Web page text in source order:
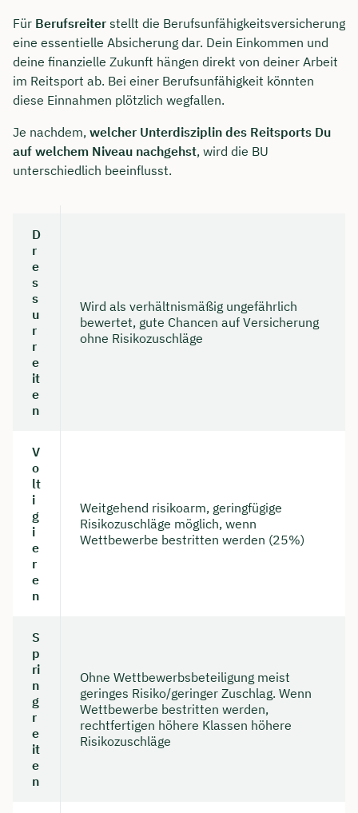
Für Berufsreiter stellt die Berufsunfähigkeitsversicherung
eine essentielle Absicherung dar. Dein Einkommen und
deine finanzielle Zukunft hängen direkt von deiner Arbeit
im Reitsport ab. Bei einer Berufsunfähigkeit könnten
diese Einnahmen plötzlich wegfallen.
Je nachdem, welcher Unterdisziplin des Reitsports Du
auf welchem Niveau nachgehst, wird die BU
unterschiedlich beeinflusst.
D
r
e
s
s
u
r
r
e
it
e
n
Wird als verhältnismäßig ungefährlich
bewertet, gute Chancen auf Versicherung
ohne Risikozuschläge
V
o
lt
i
g
i
e
r
e
n
Weitgehend risikoarm, geringfügige
Risikozuschläge möglich, wenn
Wettbewerbe bestritten werden (25%)
S
p
ri
n
g
r
e
it
e
n
Ohne Wettbewerbsbeteiligung meist
geringes Risiko/geringer Zuschlag. Wenn
Wettbewerbe bestritten werden,
rechtfertigen höhere Klassen höhere
Risikozuschläge